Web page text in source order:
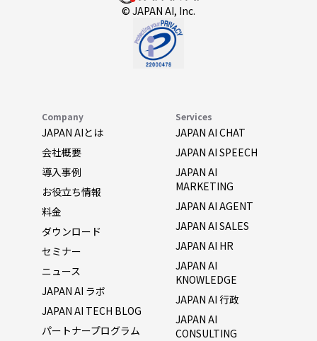
© JAPAN AI, Inc.
Company
JAPAN AIとは
会社概要
導入事例
お役立ち情報
料金
ダウンロード
セミナー
ニュース
JAPAN AI ラボ
JAPAN AI TECH BLOG
パートナープログラム
Services
JAPAN AI CHAT
JAPAN AI SPEECH
JAPAN AI
MARKETING
JAPAN AI AGENT
JAPAN AI SALES
JAPAN AI HR
JAPAN AI
KNOWLEDGE
JAPAN AI 行政
JAPAN AI
CONSULTING